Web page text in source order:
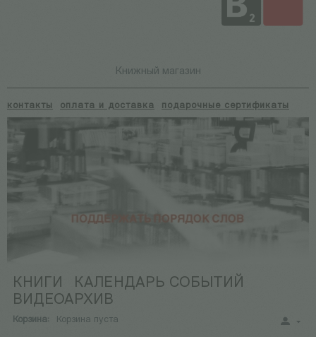
Книжный магазин
контакты оплата и доставка подарочные сертификаты
КНИГИ
КАЛЕНДАРЬ СОБЫТИЙ
ВИДЕОАРХИВ
Корзина: Корзина пуста